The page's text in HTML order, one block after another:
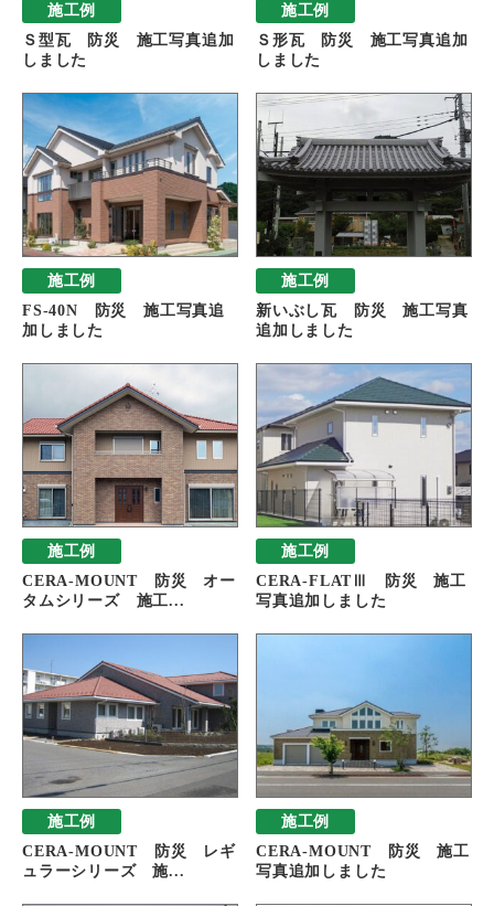
施工例
Ｓ型瓦 防災 施工写真追加
しました
施工例
Ｓ形瓦 防災 施工写真追加
しました
施工例
FS-40N 防災 施工写真追
加しました
施工例
新いぶし瓦 防災 施工写真
追加しました
施工例
CERA-MOUNT 防災 オー
タムシリーズ 施工...
施工例
CERA-FLATⅢ 防災 施工
写真追加しました
施工例
CERA-MOUNT 防災 レギ
ュラーシリーズ 施...
施工例
CERA-MOUNT 防災 施工
写真追加しました